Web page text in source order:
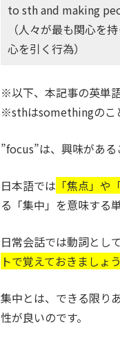
to sth and making
（人々が最も関心を
心を引く行為）
※以下、本記事の英単
※sthはsomethingのこ
”focus”は、興味があ
日本語では 「焦点」や
る「集中」を意味する
日常会話では動詞とし
トで覚えておきましょ
集中とは、できる限り
性が良いのです。